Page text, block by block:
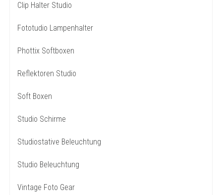
Clip Halter Studio
Fototudio Lampenhalter
Phottix Softboxen
Reflektoren Studio
Soft Boxen
Studio Schirme
Studiostative Beleuchtung
Studio Beleuchtung
Vintage Foto Gear